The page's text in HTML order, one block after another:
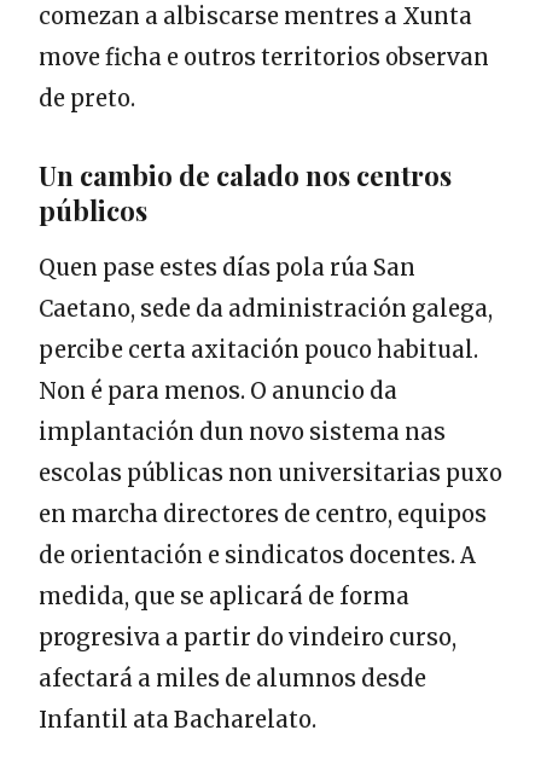
comezan a albiscarse mentres a Xunta
move ficha e outros territorios observan
de preto.
Un cambio de calado nos centros
públicos
Quen pase estes días pola rúa San
Caetano, sede da administración galega,
percibe certa axitación pouco habitual.
Non é para menos. O anuncio da
implantación dun novo sistema nas
escolas públicas non universitarias puxo
en marcha directores de centro, equipos
de orientación e sindicatos docentes. A
medida, que se aplicará de forma
progresiva a partir do vindeiro curso,
afectará a miles de alumnos desde
Infantil ata Bacharelato.